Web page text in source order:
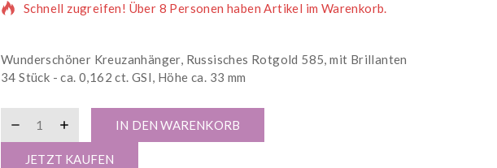
Schnell zugreifen! Über 8 Personen haben Artikel im Warenkorb.
Wunderschöner Kreuzanhänger, Russisches Rotgold 585, mit Brillanten
34 Stück - ca. 0,162 ct. GSI, Höhe ca. 33 mm
IN DEN WARENKORB
JETZT KAUFEN